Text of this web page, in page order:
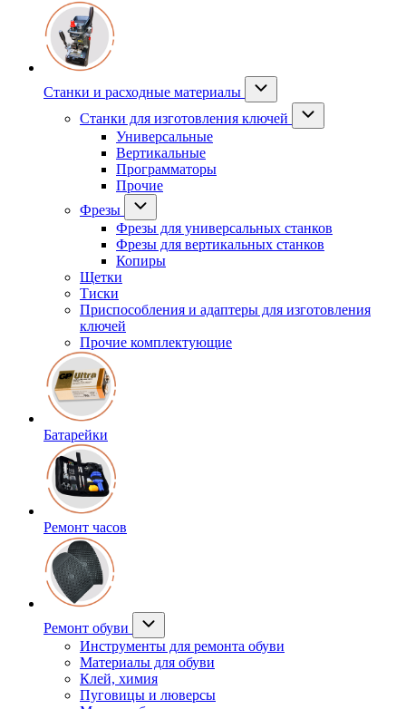
Станки и расходные материалы
Станки для изготовления ключей
Универсальные
Вертикальные
Программаторы
Прочие
Фрезы
Фрезы для универсальных станков
Фрезы для вертикальных станков
Копиры
Щетки
Тиски
Приспособления и адаптеры для изготовления
ключей
Прочие комплектующие
Батарейки
Ремонт часов
Ремонт обуви
Инструменты для ремонта обуви
Материалы для обуви
Клей, химия
Пуговицы и люверсы